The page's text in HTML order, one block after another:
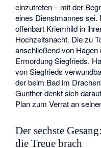
einzutreten – mit der
eines Dienstmannes sei.
offenbart Kriemhild in
Hochzeitsnacht. Die zu
anschließend von
Ermordung Siegfrieds.
von Siegfrieds
der beim Bad im
Gunther denkt sich
Plan zum Verrat an
Der sechste
die Treue brach